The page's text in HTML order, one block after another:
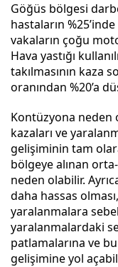
Göğüs bölgesi
hastaların
vakaların çoğu
Hava yastığı
takılmasının kaza
oranından %20’a
Kontüzyona neden
kazaları ve
gelişiminin tam
bölgeye alınan
neden olabilir.
daha hassas
yaralanmalara
yaralanmalardaki
patlamalarına ve
gelişimine yol